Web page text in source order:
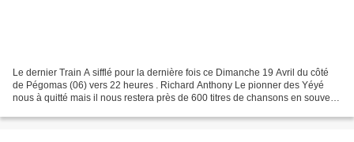
Le dernier Train A sifflé pour la dernière fois ce Dimanche 19 Avril du côté
de Pégomas (06) vers 22 heures . Richard Anthony Le pionner des Yéyé
nous à quitté mais il nous restera près de 600 titres de chansons en souvenir